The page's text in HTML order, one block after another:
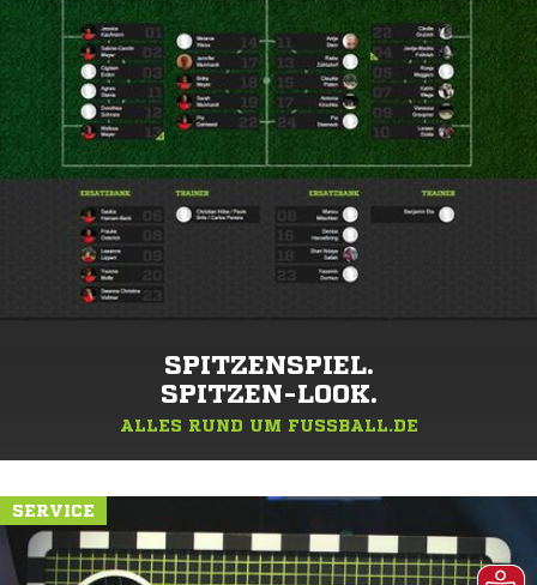
SPITZENSPIEL.
SPITZEN-LOOK.
ALLES RUND UM FUSSBALL.DE
SERVICE